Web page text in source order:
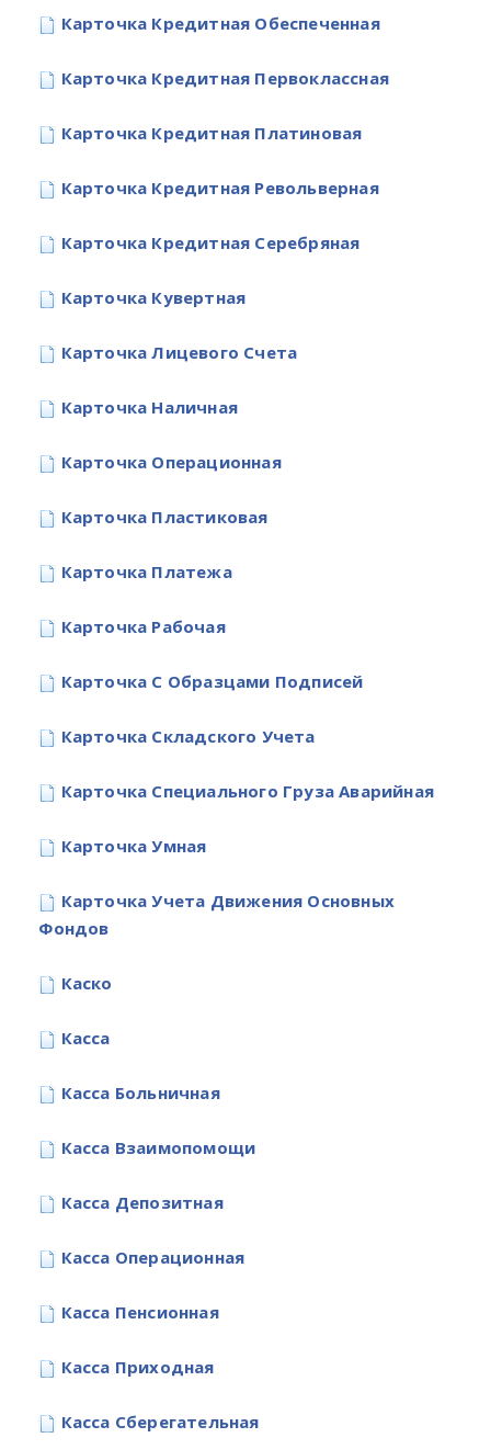
Карточка Кредитная Обеспеченная
Карточка Кредитная Первоклассная
Карточка Кредитная Платиновая
Карточка Кредитная Револьверная
Карточка Кредитная Серебряная
Карточка Кувертная
Карточка Лицевого Счета
Карточка Наличная
Карточка Операционная
Карточка Пластиковая
Карточка Платежа
Карточка Рабочая
Карточка С Образцами Подписей
Карточка Складского Учета
Карточка Специального Груза Аварийная
Карточка Умная
Карточка Учета Движения Основных
Фондов
Каско
Касса
Касса Больничная
Касса Взаимопомощи
Касса Депозитная
Касса Операционная
Касса Пенсионная
Касса Приходная
Касса Сберегательная